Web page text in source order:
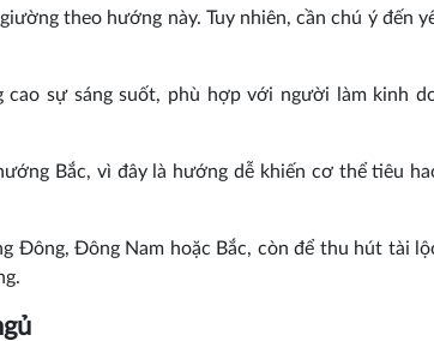
theo hướng này. Tuy nhiên, cần chú ý đến
sự sáng suốt, phù hợp với người làm kinh
Bắc, vì đây là hướng dễ khiến cơ thể tiêu
Đông, Đông Nam hoặc Bắc, còn để thu hút tài